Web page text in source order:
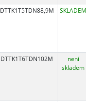
DTTK1T5TDN88,9M SKLADEM
DTTK1T6TDN102M
není
skladem